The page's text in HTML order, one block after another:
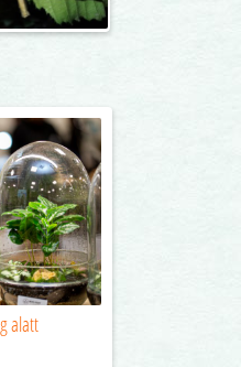
alatt